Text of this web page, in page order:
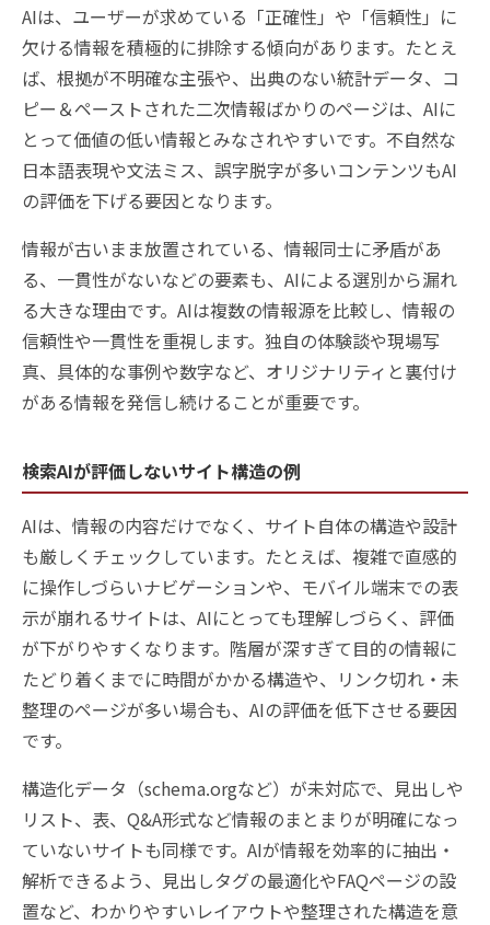
AIは、ユーザーが求めている「正確性」や「信頼性」に
欠ける情報を積極的に排除する傾向があります。たとえ
ば、根拠が不明確な主張や、出典のない統計データ、コ
ピー＆ペーストされた二次情報ばかりのページは、AIに
とって価値の低い情報とみなされやすいです。不自然な
日本語表現や文法ミス、誤字脱字が多いコンテンツもAI
の評価を下げる要因となります。
情報が古いまま放置されている、情報同士に矛盾があ
る、一貫性がないなどの要素も、AIによる選別から漏れ
る大きな理由です。AIは複数の情報源を比較し、情報の
信頼性や一貫性を重視します。独自の体験談や現場写
真、具体的な事例や数字など、オリジナリティと裏付け
がある情報を発信し続けることが重要です。
検索AIが評価しないサイト構造の例
AIは、情報の内容だけでなく、サイト自体の構造や設計
も厳しくチェックしています。たとえば、複雑で直感的
に操作しづらいナビゲーションや、モバイル端末での表
示が崩れるサイトは、AIにとっても理解しづらく、評価
が下がりやすくなります。階層が深すぎて目的の情報に
たどり着くまでに時間がかかる構造や、リンク切れ・未
整理のページが多い場合も、AIの評価を低下させる要因
です。
構造化データ（schema.orgなど）が未対応で、見出しや
リスト、表、Q&A形式など情報のまとまりが明確になっ
ていないサイトも同様です。AIが情報を効率的に抽出・
解析できるよう、見出しタグの最適化やFAQページの設
置など、わかりやすいレイアウトや整理された構造を意